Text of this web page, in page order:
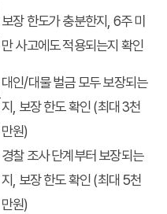
보장 한도가 충분한지, 6주 미
만 사고에도 적용되는지 확인
대인/대물 벌금 모두 보장되는
지, 보장 한도 확인 (최대 3천
만원)
경찰 조사 단계부터 보장되는
지, 보장 한도 확인 (최대 5천
만원)